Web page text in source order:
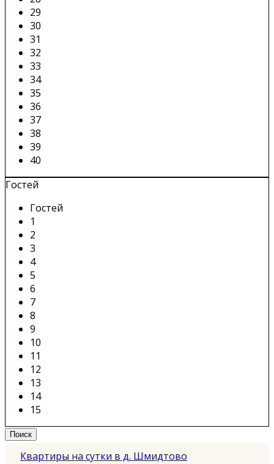
29
30
31
32
33
34
35
36
37
38
39
40
Гостей
Гостей
1
2
3
4
5
6
7
8
9
10
11
12
13
14
15
Квартиры на сутки в д. Шмидтово